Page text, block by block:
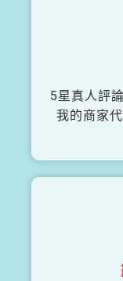
5星真人評
我的商家